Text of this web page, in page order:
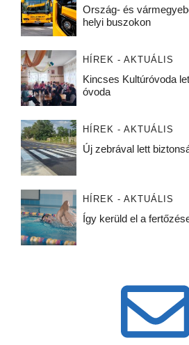
Ország- és
helyi buszokon
HÍREK - AKTUÁLIS
Kincses Kultúróvoda
óvoda
HÍREK - AKTUÁLIS
Új zebrával lett
HÍREK - AKTUÁLIS
Így kerüld el a